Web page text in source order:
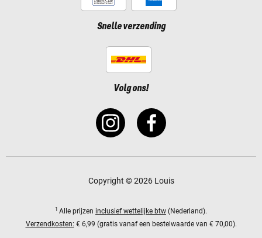
Snelle verzending
Volg ons!
Copyright © 2026 Louis
1 Alle prijzen inclusief wettelijke btw (Nederland).
Verzendkosten: € 6,99 (gratis vanaf een bestelwaarde van € 70,00).